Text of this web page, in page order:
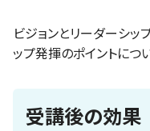
ビジョンとリーダーシッ
ップ発揮のポイントにつ
受講後の効果